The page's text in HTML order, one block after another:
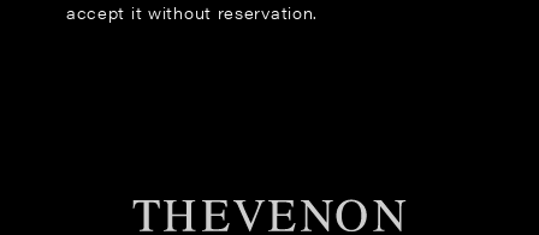
accept it without reservation.